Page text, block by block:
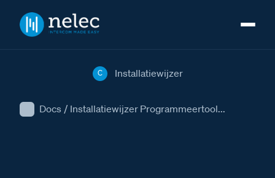
Docs / Installatiewijzer Programmeertool...
C Installatiewijzer